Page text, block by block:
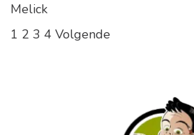
Melick
1 2 3 4 Volgende